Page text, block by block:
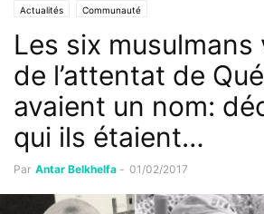
Actualités Communauté
Les six
de l’attentat de
avaient un nom:
qui ils étaient…
Par Antar Belkhelfa - 01/02/2017